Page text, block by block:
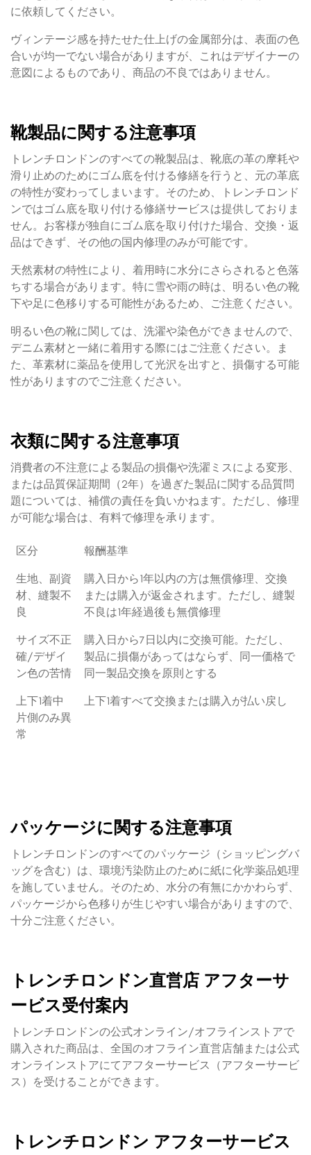
に依頼してください。
ヴィンテージ感を持たせた仕上げの金属部分は、表面の色
合いが均一でない場合がありますが、これはデザイナーの
意図によるものであり、商品の不良ではありません。
靴製品に関する注意事項
トレンチロンドンのすべての靴製品は、靴底の革の摩耗や
滑り止めのためにゴム底を付ける修繕を行うと、元の革底
の特性が変わってしまいます。そのため、トレンチロンド
ンではゴム底を取り付ける修繕サービスは提供しておりま
せん。お客様が独自にゴム底を取り付けた場合、交換・返
品はできず、その他の国内修理のみが可能です。
天然素材の特性により、着用時に水分にさらされると色落
ちする場合があります。特に雪や雨の時は、明るい色の靴
下や足に色移りする可能性があるため、ご注意ください。
明るい色の靴に関しては、洗濯や染色ができませんので、
デニム素材と一緒に着用する際にはご注意ください。ま
た、革素材に薬品を使用して光沢を出すと、損傷する可能
性がありますのでご注意ください。
衣類に関する注意事項
消費者の不注意による製品の損傷や洗濯ミスによる変形、
または品質保証期間（2年）を過ぎた製品に関する品質問
題については、補償の責任を負いかねます。ただし、修理
が可能な場合は、有料で修理を承ります。
区分 報酬基準
生地、副資
材、縫製不
良
購入日から1年以内の方は無償修理、交換
または購入が返金されます。ただし、縫製
不良は1年経過後も無償修理
サイズ不正
確/デザイ
ン色の苦情
購入日から7日以内に交換可能。ただし、
製品に損傷があってはならず、同一価格で
同一製品交換を原則とする
上下1着中
片側のみ異
常
上下1着すべて交換または購入が払い戻し
パッケージに関する注意事項
トレンチロンドンのすべてのパッケージ（ショッピングバ
ッグを含む）は、環境汚染防止のために紙に化学薬品処理
を施していません。そのため、水分の有無にかかわらず、
パッケージから色移りが生じやすい場合がありますので、
十分ご注意ください。
トレンチロンドン直営店 アフターサ
ービス受付案内
トレンチロンドンの公式オンライン/オフラインストアで
購入された商品は、全国のオフライン直営店舗または公式
オンラインストアにてアフターサービス（アフターサービ
ス）を受けることができます。
トレンチロンドン アフターサービス